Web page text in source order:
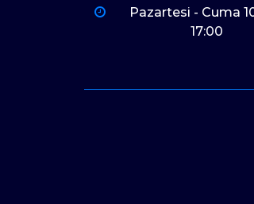
Pazartesi - Cuma
17:00